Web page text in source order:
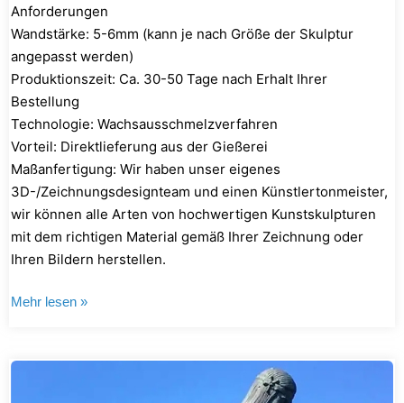
Anforderungen
Wandstärke: 5-6mm (kann je nach Größe der Skulptur
angepasst werden)
Produktionszeit: Ca. 30-50 Tage nach Erhalt Ihrer
Bestellung
Technologie: Wachsausschmelzverfahren
Vorteil: Direktlieferung aus der Gießerei
Maßanfertigung: Wir haben unser eigenes
3D-/Zeichnungsdesignteam und einen Künstlertonmeister,
wir können alle Arten von hochwertigen Kunstskulpturen
mit dem richtigen Material gemäß Ihrer Zeichnung oder
Ihren Bildern herstellen.
Mehr lesen »